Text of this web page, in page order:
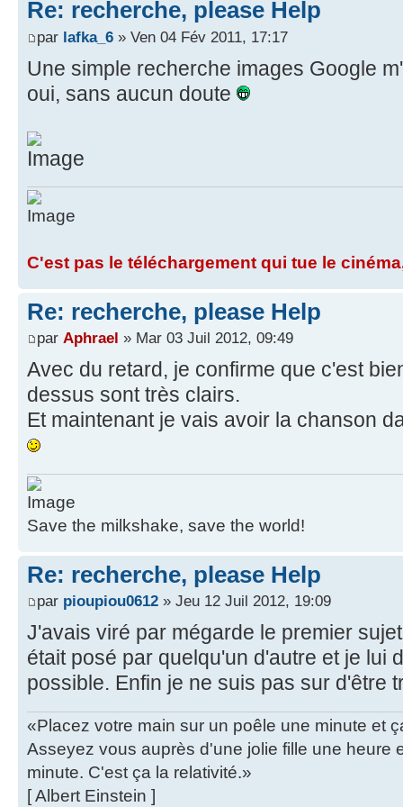
Re: recherche, please Help
par lafka_6 » Ven 04 Fév 2011, 17:17
Une simple recherche images Google
oui, sans aucun doute
C'est pas le téléchargement qui tue le
Re: recherche, please Help
par Aphrael » Mar 03 Juil 2012, 09:49
Avec du retard, je confirme que c'est
dessus sont très clairs.
Et maintenant je vais avoir la chanson
Save the milkshake, save the world!
Re: recherche, please Help
par pioupiou0612 » Jeu 12 Juil 2012, 19:09
J'avais viré par mégarde le premier
était posé par quelqu'un d'autre et je lui
possible. Enfin je ne suis pas sur d'être
«Placez votre main sur un poêle une minute et
Asseyez vous auprès d'une jolie fille une heure
minute. C'est ça la relativité.»
[ Albert Einstein ]